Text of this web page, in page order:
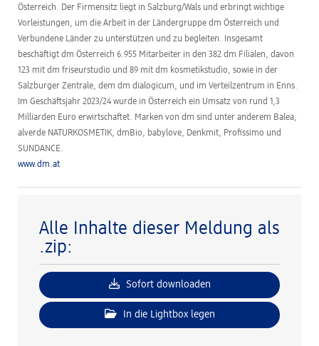
Österreich. Der Firmensitz liegt in Salzburg/Wals und erbringt wichtige
Vorleistungen, um die Arbeit in der Ländergruppe dm Österreich und
Verbundene Länder zu unterstützen und zu begleiten. Insgesamt
beschäftigt dm Österreich 6.955 Mitarbeiter in den 382 dm Filialen, davon
123 mit dm friseurstudio und 89 mit dm kosmetikstudio, sowie in der
Salzburger Zentrale, dem dm dialogicum, und im Verteilzentrum in Enns.
Im Geschäftsjahr 2023/24 wurde in Österreich ein Umsatz von rund 1,3
Milliarden Euro erwirtschaftet. Marken von dm sind unter anderem Balea,
alverde NATURKOSMETIK, dmBio, babylove, Denkmit, Profissimo und
SUNDANCE.
www.dm.at
Alle Inhalte dieser Meldung als
.zip:
Sofort downloaden
In die Lightbox legen